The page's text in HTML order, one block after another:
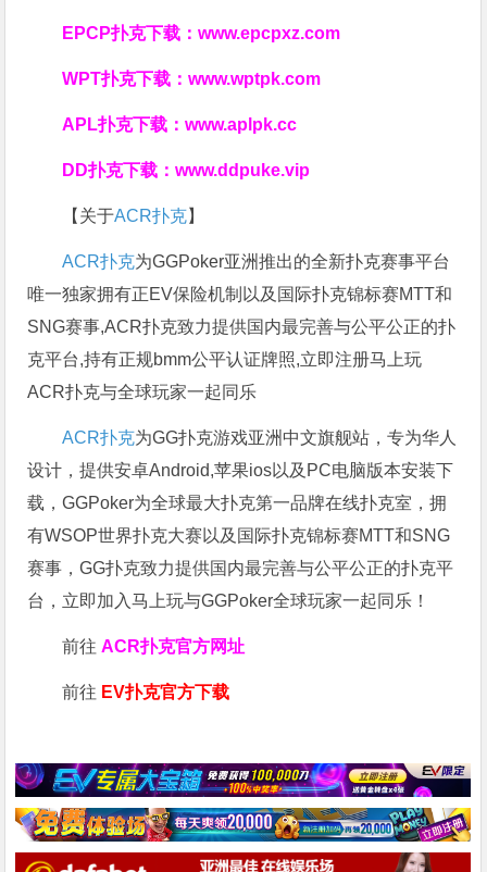
EPCP扑克下载：www.epcpxz.com
WPT扑克下载：www.wptpk.com
APL扑克下载：www.aplpk.cc
DD扑克下载：www.ddpuke.vip
【关于ACR扑克】
ACR扑克为GGPoker亚洲推出的全新扑克赛事平台
唯一独家拥有正EV保险机制以及国际扑克锦标赛MTT和
SNG赛事,ACR扑克致力提供国内最完善与公平公正的扑
克平台,持有正规bmm公平认证牌照,立即注册马上玩
ACR扑克与全球玩家一起同乐
ACR扑克为GG扑克游戏亚洲中文旗舰站，专为华人
设计，提供安卓Android,苹果ios以及PC电脑版本安装下
载，GGPoker为全球最大扑克第一品牌在线扑克室，拥
有WSOP世界扑克大赛以及国际扑克锦标赛MTT和SNG
赛事，GG扑克致力提供国内最完善与公平公正的扑克平
台，立即加入马上玩与GGPoker全球玩家一起同乐！
前往ACR扑克官方网址
前往 EV扑克官方下载